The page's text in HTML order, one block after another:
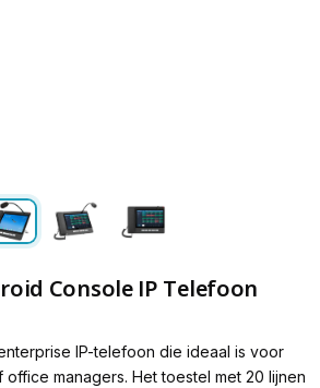
Console IP Telefoon
IP-telefoon die ideaal is voor
managers. Het toestel met 20 lijnen